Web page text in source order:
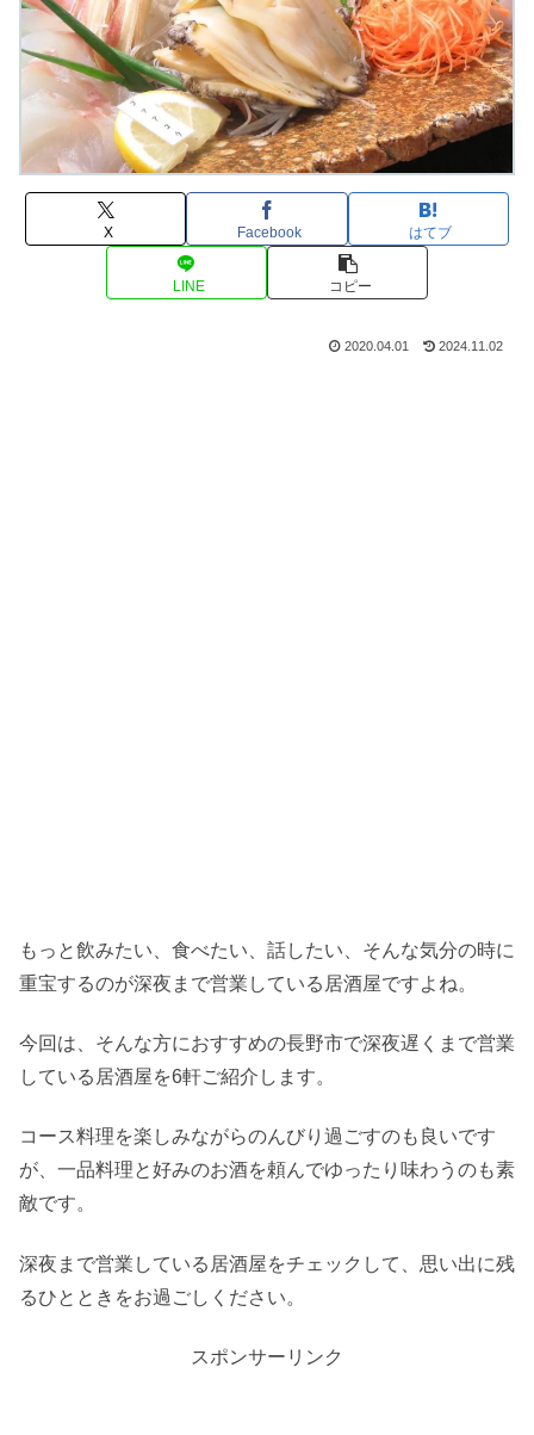
X Facebook はてブ
LINE コピー
2020.04.01 2024.11.02
もっと飲みたい、食べたい、話したい、そんな気分の時に
重宝するのが深夜まで営業している居酒屋ですよね。
今回は、そんな方におすすめの長野市で深夜遅くまで営業
している居酒屋を6軒ご紹介します。
コース料理を楽しみながらのんびり過ごすのも良いです
が、一品料理と好みのお酒を頼んでゆったり味わうのも素
敵です。
深夜まで営業している居酒屋をチェックして、思い出に残
るひとときをお過ごしください。
スポンサーリンク